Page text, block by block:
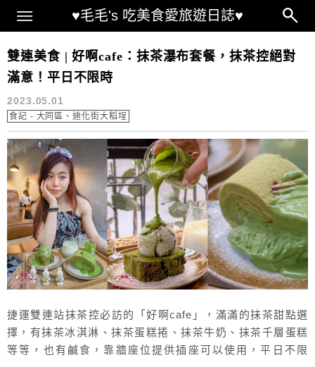
♥毛毛's 吃美食愛旅遊日誌♥
Main Menu
台北抹茶咖啡廳
雙連美食 | 好啊cafe：抹茶瀑布套餐，抹茶控絕對
滿意！平日不限時
2023.05.01
食記 - 大同區、迪化街大稻埕
捷運雙連站抹茶控必訪的「好啊cafe」，滿滿的抹茶甜點選
擇，有抹茶冰淇淋、抹茶蛋糕捲、抹茶牛奶、抹茶千層蛋糕
等等，也有鹹食，靠牆座位提供插座可以使用，平日不限